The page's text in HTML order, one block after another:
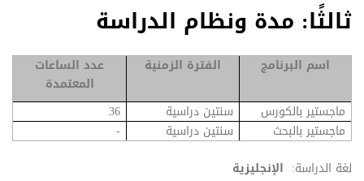
ثالثًا: مدة ونظام الدراسة
اسم البرنامج الفترة الزمنية
عدد الساعات
المعتمدة
ماجستير بالكورس
سنتين دراسية
36
ماجستير بالبحث
سنتين دراسية
-
لغة الدراسة: الإنجليزية